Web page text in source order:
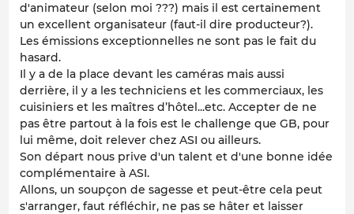
d'animateur (selon moi ???) mais il est certainement
un excellent organisateur (faut-il dire producteur?).
Les émissions exceptionnelles ne sont pas le fait du
hasard.
Il y a de la place devant les caméras mais aussi
derrière, il y a les techniciens et les commerciaux, les
cuisiniers et les maîtres d’hôtel...etc. Accepter de ne
pas être partout à la fois est le challenge que GB, pour
lui même, doit relever chez ASI ou ailleurs.
Son départ nous prive d'un talent et d'une bonne idée
complémentaire à ASI.
Allons, un soupçon de sagesse et peut-être cela peut
s'arranger, faut réfléchir, ne pas se hâter et laisser